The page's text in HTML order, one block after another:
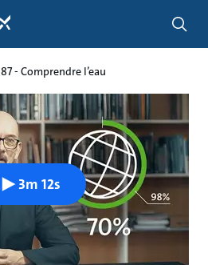
87 - Comprendre l’eau
3m 12s